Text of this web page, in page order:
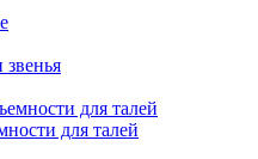
для талей